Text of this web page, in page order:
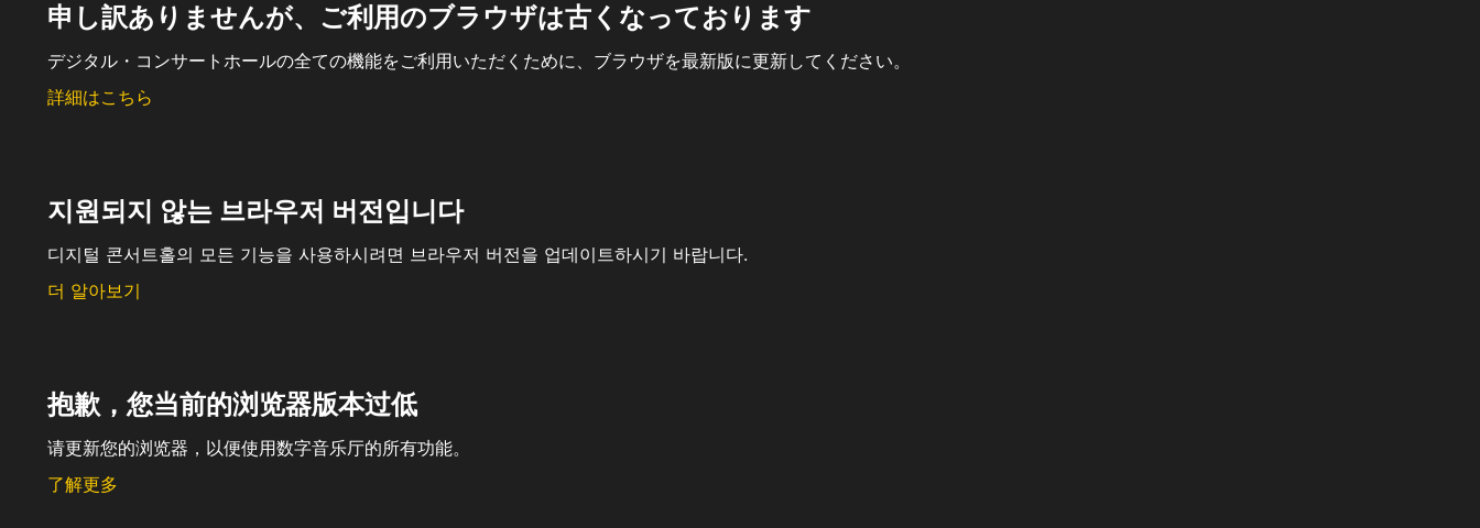
申し訳ありませんが、ご利用のブラウザは古くなっております
デジタル・コンサートホールの全ての機能をご利用いただくために、ブラウザを最新版に更新してください。
詳細はこちら
지원되지 않는 브라우저 버전입니다
디지털 콘서트홀의 모든 기능을 사용하시려면 브라우저 버전을 업데이트하시기 바랍니다.
더 알아보기
抱歉，您当前的浏览器版本过低
请更新您的浏览器，以便使用数字音乐厅的所有功能。
了解更多